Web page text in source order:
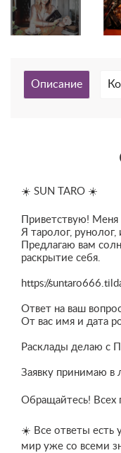
Описание
☀️ SUN ТАRО ☀️
Приветствую!
Я таролог, рунолог,
Предлагаю вам
раскрытие себя.
https://
Ответ на ваш
От вас имя и дата
Расклады делаю с
Заявку принимаю в
Обращайтесь!
☀️ Все ответы есть
мир уже со всеми